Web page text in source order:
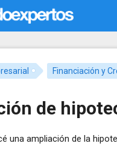
Financiación y
de
una ampliación de la